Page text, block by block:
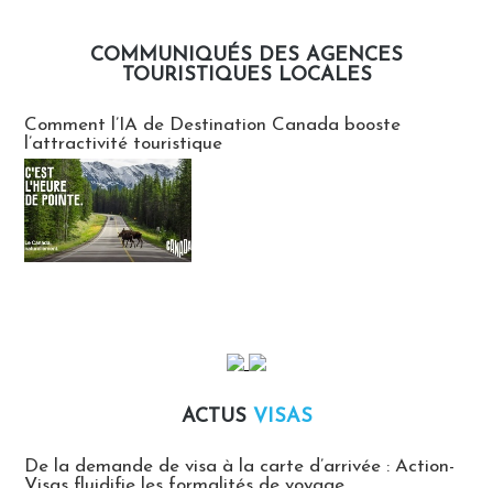
COMMUNIQUÉS DES AGENCES
TOURISTIQUES LOCALES
Comment l’IA de Destination Canada booste
l’attractivité touristique
ACTUS VISAS
De la demande de visa à la carte d’arrivée : Action-